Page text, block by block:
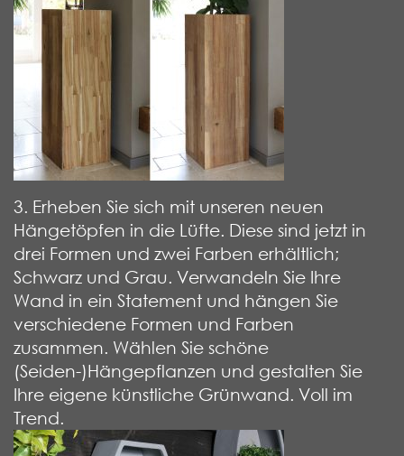
3. Erheben Sie sich mit unseren neuen
Hängetöpfen in die Lüfte. Diese sind jetzt in
drei Formen und zwei Farben erhältlich;
Schwarz und Grau. Verwandeln Sie Ihre
Wand in ein Statement und hängen Sie
verschiedene Formen und Farben
zusammen. Wählen Sie schöne
(Seiden-)Hängepflanzen und gestalten Sie
Ihre eigene künstliche Grünwand. Voll im
Trend.